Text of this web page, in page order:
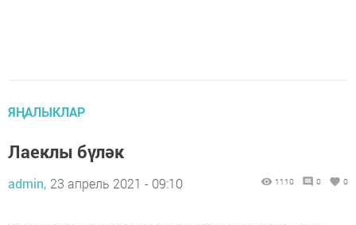
ЯҢАЛЫКЛАР
Лаеклы бүләк
admin, 23 апрель 2021 - 09:10 1110 0 0